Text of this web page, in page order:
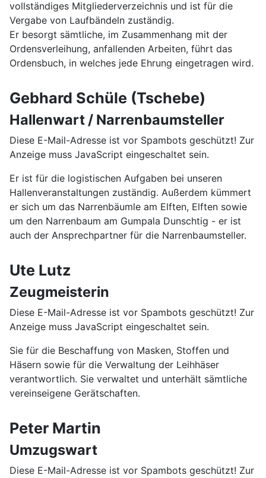
vollständiges Mitgliederverzeichnis und ist für die
Vergabe von Laufbändeln zuständig.
Er besorgt sämtliche, im Zusammenhang mit der
Ordensverleihung, anfallenden Arbeiten, führt das
Ordensbuch, in welches jede Ehrung eingetragen wird.
Gebhard Schüle (Tschebe)
Hallenwart / Narrenbaumsteller
Diese E-Mail-Adresse ist vor Spambots geschützt! Zur
Anzeige muss JavaScript eingeschaltet sein.
Er ist für die logistischen Aufgaben bei unseren
Hallenveranstaltungen zuständig. Außerdem kümmert
er sich um das Narrenbäumle am Elften, Elften sowie
um den Narrenbaum am Gumpala Dunschtig - er ist
auch der Ansprechpartner für die Narrenbaumsteller.
Ute Lutz
Zeugmeisterin
Diese E-Mail-Adresse ist vor Spambots geschützt! Zur
Anzeige muss JavaScript eingeschaltet sein.
Sie für die Beschaffung von Masken, Stoffen und
Häsern sowie für die Verwaltung der Leihhäser
verantwortlich. Sie verwaltet und unterhält sämtliche
vereinseigene Gerätschaften.
Peter Martin
Umzugswart
Diese E-Mail-Adresse ist vor Spambots geschützt! Zur